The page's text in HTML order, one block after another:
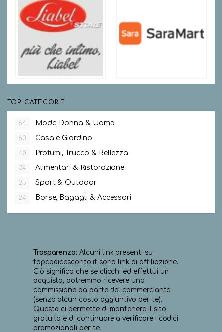
TOP CATEGORIE
64 Moda Donna & Uomo
60 Casa e Giardino
40 Profumi, Trucco & Bellezza
34 Alimentari & Ristorazione
25 Sport & Outdoor
24 Borse, Bagagli & Accessori
Trasparenza: Alcuni link presenti su
topcodicesconto.it sono link di affiliazione.
Ciò significa che se clicchi ed effettui un
acquisto, potremmo ricevere una
commissione da parte del commerciante
(senza alcun costo aggiuntivo per te).
Questo ci permette di mantenere il sito
gratuito e di continuare a verificare i codici
promozionali per te.